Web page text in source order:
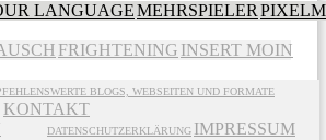
LANGUAGEMEHRSPIELER
FRIGHTENING INSERT MOIN
BLOGS, WEBSEITEN UND FORMATE
KONTAKT
DATENSCHUTZERKLÄRUNG IMPRESSUM